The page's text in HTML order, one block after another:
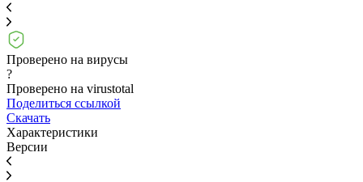
Проверено на вирусы
?
Проверено на virustotal
Поделиться ссылкой
Скачать
Характеристики
Версии